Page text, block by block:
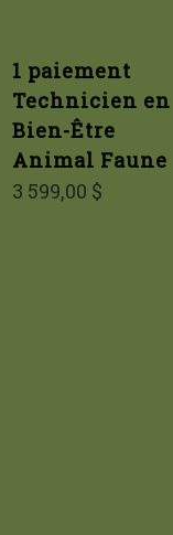
1 paiement
Technicien en
Bien-Être
Animal Faune
3 599,00 $